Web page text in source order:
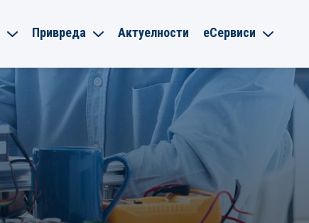
Привреда Актуелности еСервиси